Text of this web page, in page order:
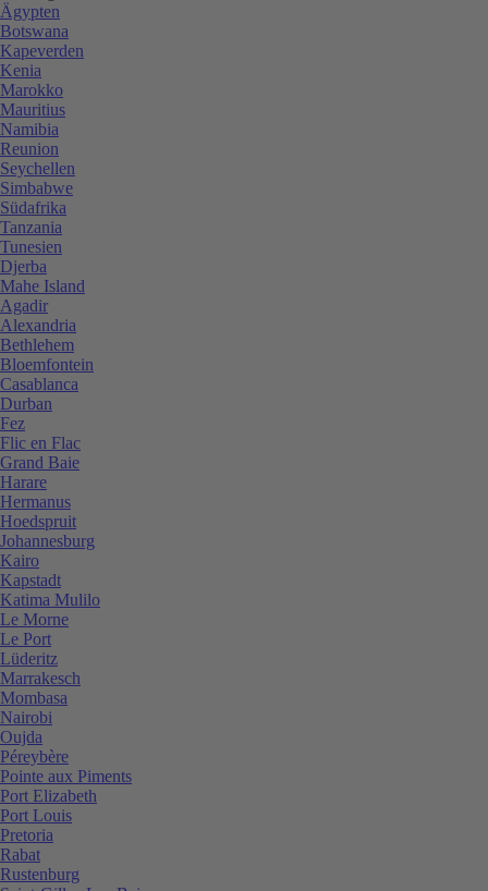
Ägypten
Botswana
Kapeverden
Kenia
Marokko
Mauritius
Namibia
Reunion
Seychellen
Simbabwe
Südafrika
Tanzania
Tunesien
Djerba
Mahe Island
Agadir
Alexandria
Bethlehem
Bloemfontein
Casablanca
Durban
Fez
Flic en Flac
Grand Baie
Harare
Hermanus
Hoedspruit
Johannesburg
Kairo
Kapstadt
Katima Mulilo
Le Morne
Le Port
Lüderitz
Marrakesch
Mombasa
Nairobi
Oujda
Péreybère
Pointe aux Piments
Port Elizabeth
Port Louis
Pretoria
Rabat
Rustenburg